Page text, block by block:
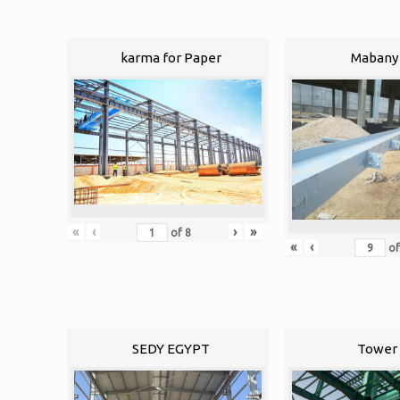
karma for Paper
« ‹ of 8 › »
« ‹
SEDY EGYPT Tower